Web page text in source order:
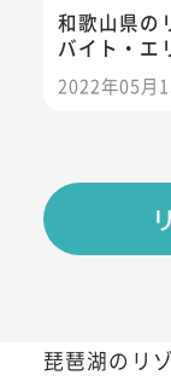
和歌山県の
バイト・エ
2022年05月
琵琶湖のリ